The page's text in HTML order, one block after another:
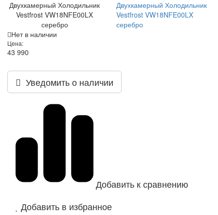
Двухкамерный Холодильник
Vestfrost VW18NFE00LX
серебро
Двухкамерный Холодильник
Vestfrost VW18NFE00LX
серебро
Нет в наличии
Цена:
43 990
Уведомить о наличии
Добавить к сравнению
Добавить в избранное